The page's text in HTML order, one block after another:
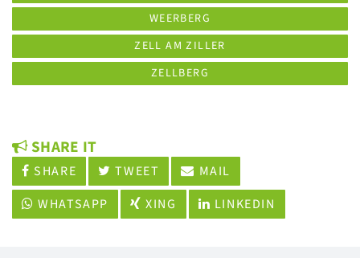
WEERBERG
ZELL AM ZILLER
ZELLBERG
SHARE IT
SHARE TWEET
MAIL
WHATSAPP
XING LINKEDIN